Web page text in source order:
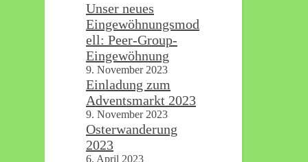
Unser neues
Eingewöhnungsmod
ell: Peer-Group-
Eingewöhnung
9. November 2023
Einladung zum
Adventsmarkt 2023
9. November 2023
Osterwanderung
2023
6. April 2023